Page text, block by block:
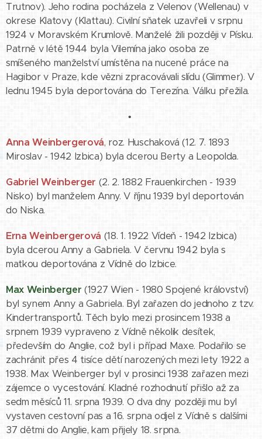
Trutnov). Jeho rodina pocházela z Velenov (Wellenau) v
okrese Klatovy (Klattau). Civilní sňatek uzavřeli v srpnu
1924 v Moravském Krumlově. Manželé žili později v Písku.
Patrně v létě 1944 byla Vilemína jako osoba ze
smíšeného manželství umístěna na nucené práce na
Hagibor v Praze, kde vězni zpracovávali slídu (Glimmer). V
lednu 1945 byla deportována do Terezína. Válku přežila.
•
Anna Weinbergerová, roz. Huschaková (12. 7. 1893
Miroslav - 1942 Izbica) byla dcerou Berty a Leopolda.
Gabriel Weinberger (2. 2. 1882 Frauenkirchen - 1939
Nisko) byl manželem Anny. V říjnu 1939 byl deportován
do Niska.
Erna Weinbergerová (18. 1. 1922 Vídeň - 1942 Izbica)
byla dcerou Anny a Gabriela. V červnu 1942 byla s
matkou deportována z Vídně do Izbice.
Max Weinberger (1927 Wien - 1980 Spojené království)
byl synem Anny a Gabriela. Byl zařazen do jednoho z tzv.
Kindertransportů. Těch bylo mezi prosincem 1938 a
srpnem 1939 vypraveno z Vídně několik desítek,
především do Anglie, což byl i případ Maxe. Podařilo se
zachránit přes 4 tisíce dětí narozených mezi lety 1922 a
1938. Max Weinberger byl v prosinci 1938 zařazen mezi
zájemce o vycestování. Kladné rozhodnutí přišlo až za
sedm měsíců 11. srpna 1939. O dva dny později mu byl
vystaven cestovní pas a 16. srpna odjel z Vídně s dalšími
37 dětmi do Anglie, kam přijely 18. srpna.